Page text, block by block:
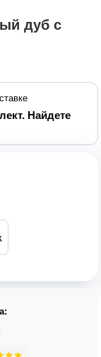
дуб с
Найдете